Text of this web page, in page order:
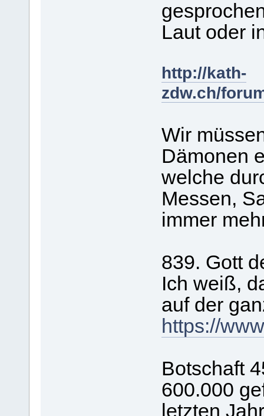
Laut oder
http://kath-
zdw.ch/
Wir
Dämonen
welche
Messen,
immer
839. Gott
Ich weiß,
auf der
https://
Botschaft
600.000
letzten